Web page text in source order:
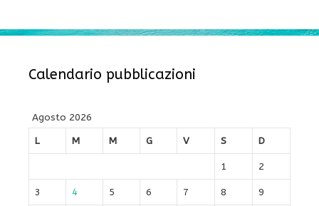
Calendario pubblicazioni
Agosto 2026
L
M M G V S D
1 2
3 4 5 6 7 8 9